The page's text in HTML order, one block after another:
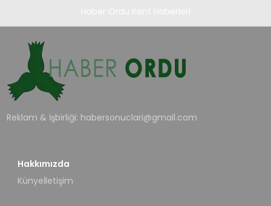
Reklam & İşbirliği: habersonuclari@gmail.com
Hakkımızda
Künyeİletişim